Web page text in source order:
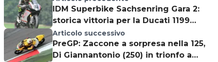
IDM Superbike Sachsenring Gara 2:
storica vittoria per la Ducati 1199
Panigale
Articolo successivo
PreGP: Zaccone a sorpresa nella 125,
Di Giannantonio (250) in trionfo a